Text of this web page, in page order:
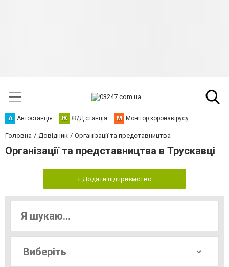
А Автостанція Ж Ж/Д станція М Монітор коронавірусу
Головна Довідник Організації та представництва
Організації та представництва в Трускавці
+ Додати підприємство